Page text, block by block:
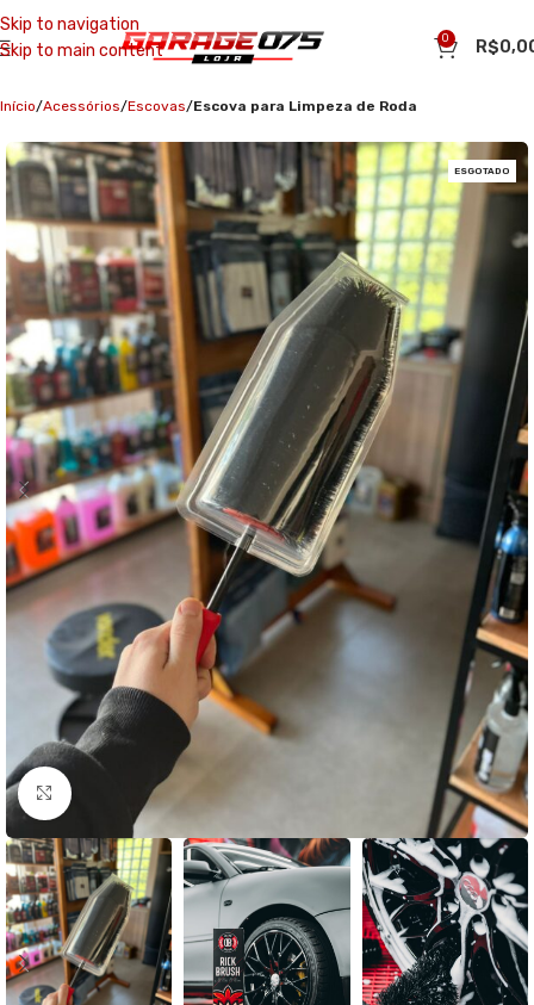
Skip to navigation
Skip to main content
0 R$
Início Acessórios Escovas Escova para Limpeza de Roda
ESGOTADO
Clique para ampliar